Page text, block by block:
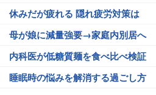
休みだが疲れる 隠れ疲労対策は
母が娘に減量強要→家庭内別居へ
内科医が低糖質麺を食べ比べ検証
睡眠時の悩みを解消する過ごし方